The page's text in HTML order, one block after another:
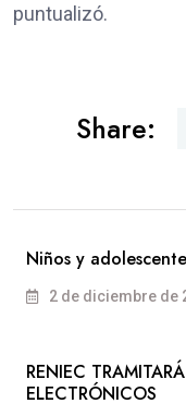
puntualizó.
Share:
Niños y
2 de diciembre de
RENIEC
ELECTRÓNICOS